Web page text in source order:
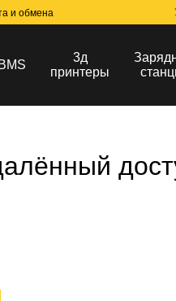
и обмена
BMS
3д
принтеры